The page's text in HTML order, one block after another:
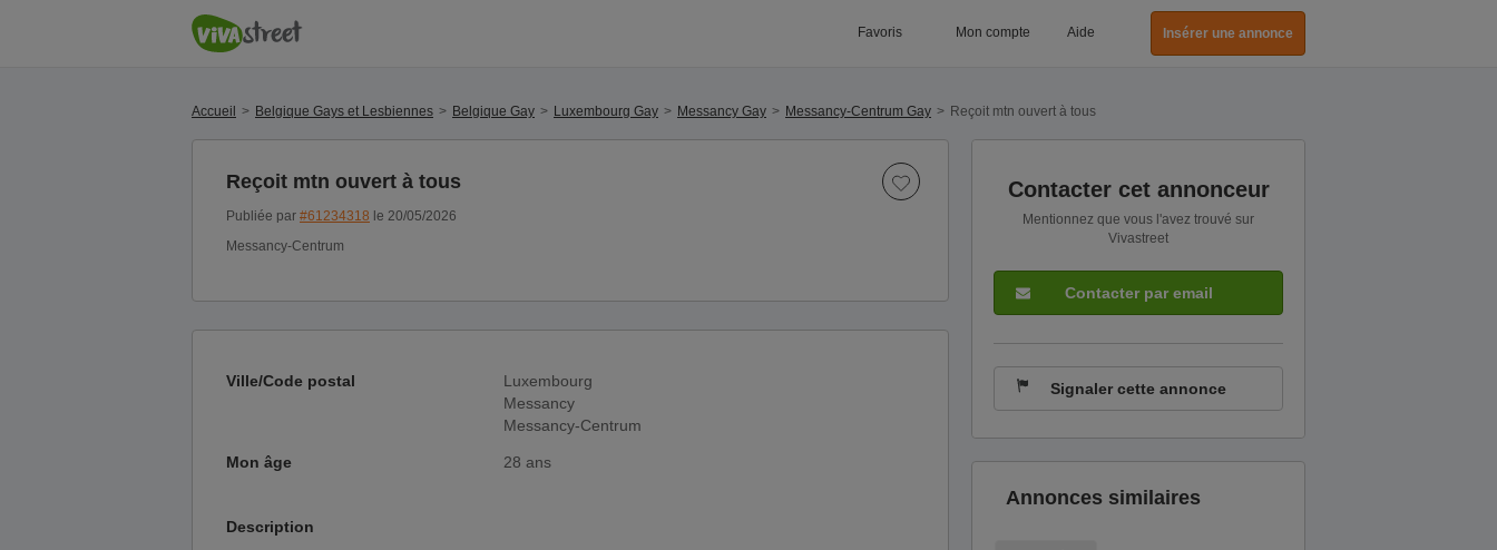
Favoris Mon compte Aide Insérer une annonce
Accueil Belgique Gays et Lesbiennes Belgique Gay Luxembourg Gay Messancy Gay Messancy-Centrum Gay Reçoit mtn ouvert à tous
Reçoit mtn ouvert à tous
Publiée par #61234318 le 20/05/2026
Messancy-Centrum
Ville/Code postal
Luxembourg
Messancy
Messancy-Centrum
Mon âge 28 ans
Description
Contacter cet annonceur
Mentionnez que vous l'avez trouvé sur
Vivastreet
Contacter par email
Signaler cette annonce
Annonces similaires